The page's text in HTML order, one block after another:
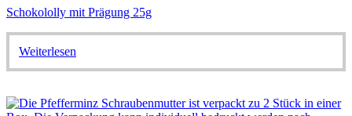
Schokololly mit Prägung 25g
Weiterlesen